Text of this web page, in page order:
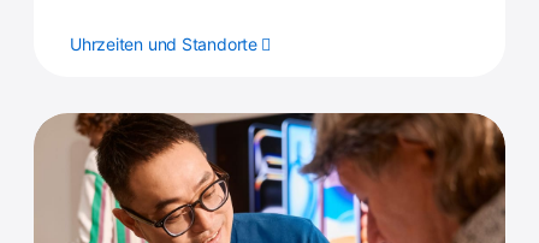
Uhrzeiten und Standorte